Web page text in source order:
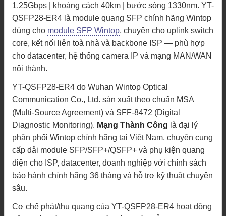
1.25Gbps | khoảng cách 40km | bước sóng 1330nm. YT-
QSFP28-ER4 là module quang SFP chính hãng Wintop
dùng cho module SFP Wintop, chuyên cho uplink switch
core, kết nối liên toà nhà và backbone ISP — phù hợp
cho datacenter, hệ thống camera IP và mạng MAN/WAN
nội thành.
YT-QSFP28-ER4 do Wuhan Wintop Optical
Communication Co., Ltd. sản xuất theo chuẩn MSA
(Multi-Source Agreement) và SFF-8472 (Digital
Diagnostic Monitoring). Mạng Thành Công là đại lý
phân phối Wintop chính hãng tại Việt Nam, chuyên cung
cấp dải module SFP/SFP+/QSFP+ và phụ kiện quang
điện cho ISP, datacenter, doanh nghiệp với chính sách
bảo hành chính hãng 36 tháng và hỗ trợ kỹ thuật chuyên
sâu.
Cơ chế phát/thu quang của YT-QSFP28-ER4 hoạt động